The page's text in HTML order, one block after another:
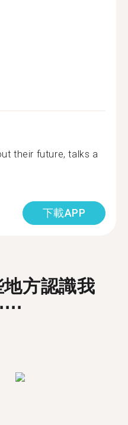
their future, talks a
下載APP
方認識我